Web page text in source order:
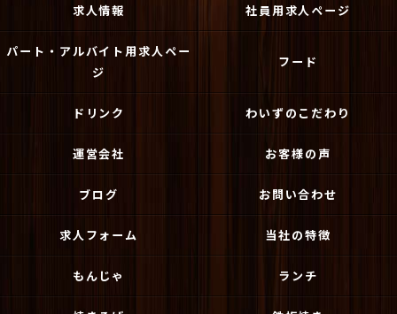
求人情報 社員用求人ページ
パート・アルバイト用求人ペー
ジ
フード
ドリンク わいずのこだわり
運営会社 お客様の声
ブログ お問い合わせ
求人フォーム 当社の特徴
もんじゃ ランチ